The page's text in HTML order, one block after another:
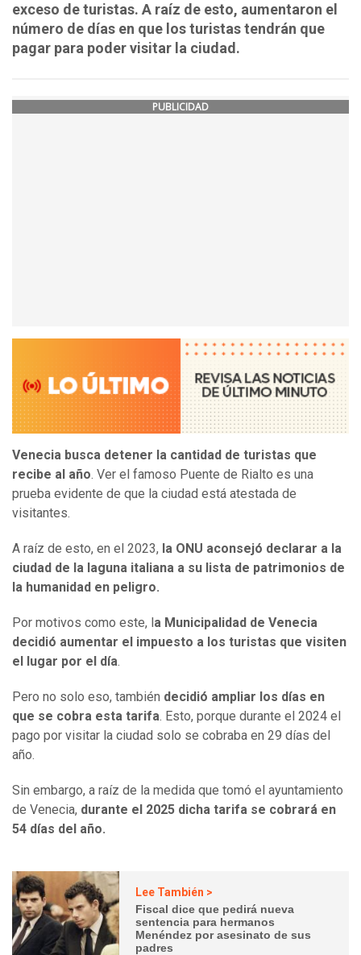
exceso de turistas. A raíz de esto, aumentaron el
número de días en que los turistas tendrán que
pagar para poder visitar la ciudad.
PUBLICIDAD
Venecia busca detener la cantidad de turistas que
recibe al año. Ver el famoso Puente de Rialto es una
prueba evidente de que la ciudad está atestada de
visitantes.
A raíz de esto, en el 2023, la ONU aconsejó declarar a la
ciudad de la laguna italiana a su lista de patrimonios de
la humanidad en peligro.
Por motivos como este, l a Municipalidad de Venecia
decidió aumentar el impuesto a los turistas que visiten
el lugar por el día.
Pero no solo eso, también decidió ampliar los días en
que se cobra esta tarifa. Esto, porque durante el 2024 el
pago por visitar la ciudad solo se cobraba en 29 días del
año.
Sin embargo, a raíz de la medida que tomó el ayuntamiento
de Venecia, durante el 2025 dicha tarifa se cobrará en
54 días del año.
Lee También >
Fiscal dice que pedirá nueva
sentencia para hermanos
Menéndez por asesinato de sus
padres